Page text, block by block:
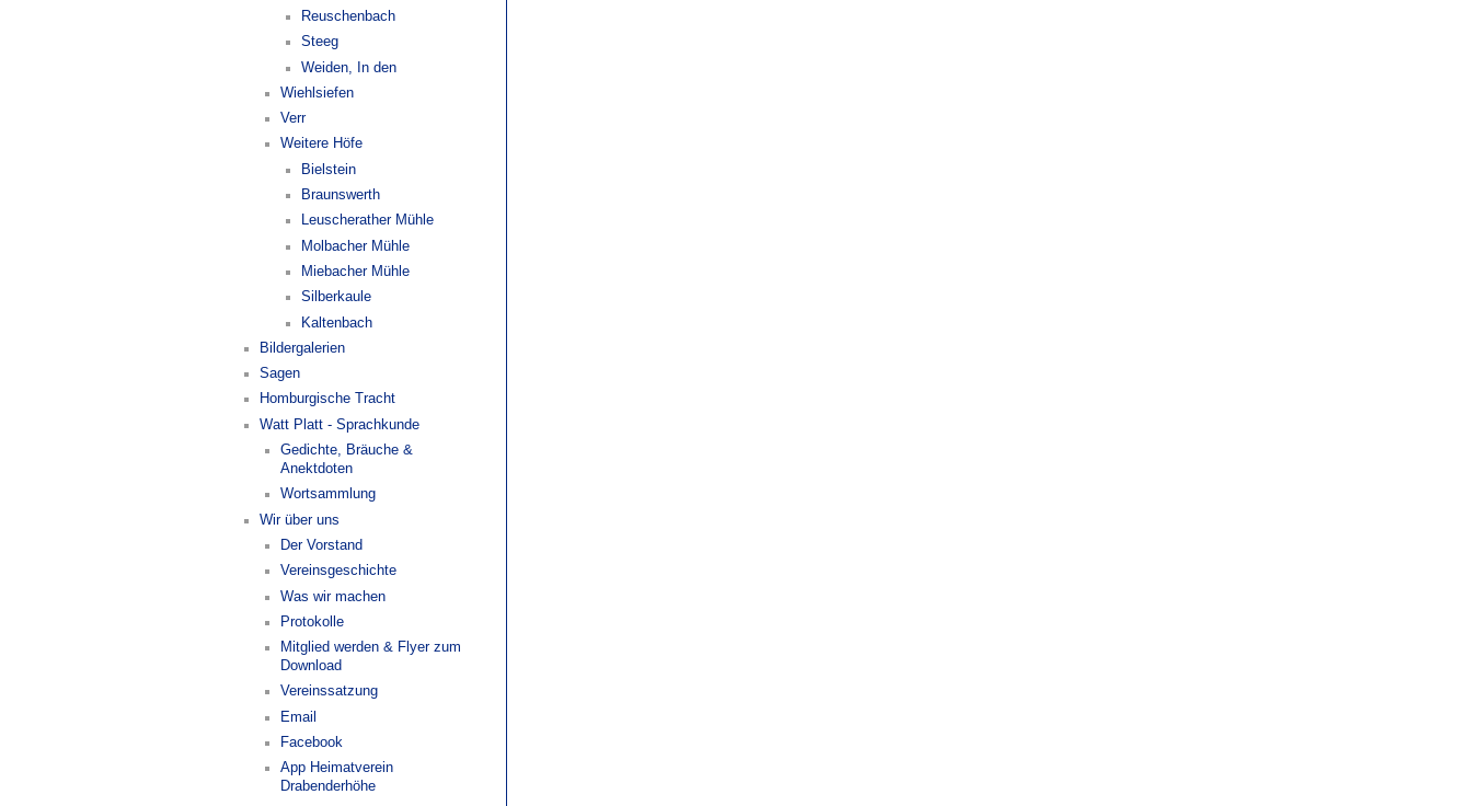
Reuschenbach
Steeg
Weiden, In den
Wiehlsiefen
Verr
Weitere Höfe
Bielstein
Braunswerth
Leuscherather Mühle
Molbacher Mühle
Miebacher Mühle
Silberkaule
Kaltenbach
Bildergalerien
Sagen
Homburgische Tracht
Watt Platt - Sprachkunde
Gedichte, Bräuche &
Anektdoten
Wortsammlung
Wir über uns
Der Vorstand
Vereinsgeschichte
Was wir machen
Protokolle
Mitglied werden & Flyer zum
Download
Vereinssatzung
Email
Facebook
App Heimatverein
Drabenderhöhe